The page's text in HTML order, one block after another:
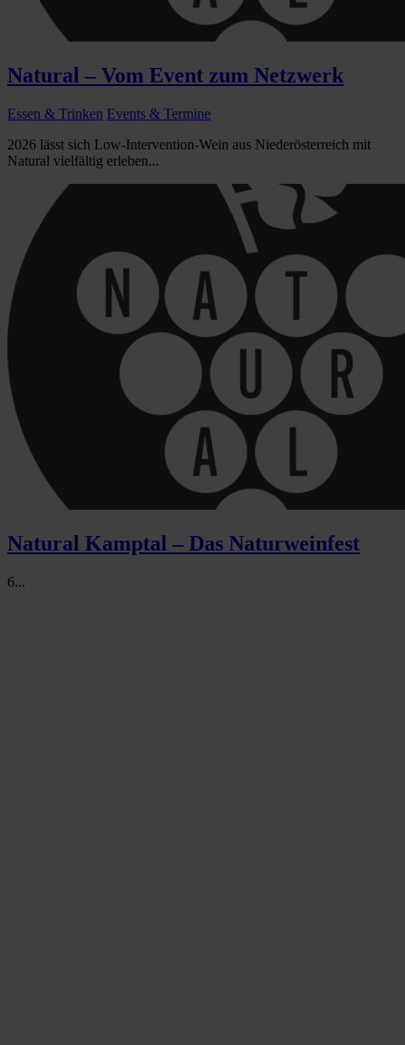
Natural – Vom Event zum Netzwerk
Essen & Trinken Events & Termine
2026 lässt sich Low-Intervention-Wein aus Niederösterreich mit
Natural vielfältig erleben...
Natural Kamptal – Das Naturweinfest
6...